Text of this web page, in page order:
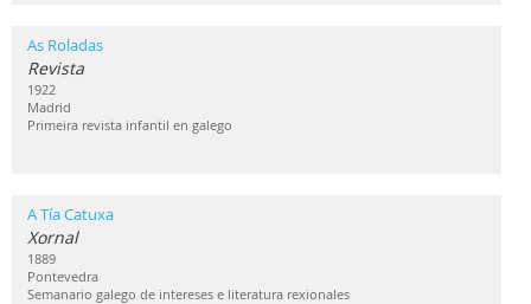
As Roladas
Revista
1922
Madrid
Primeira revista infantil en galego
A Tía Catuxa
Xornal
1889
Pontevedra
Semanario galego de intereses e literatura rexionales